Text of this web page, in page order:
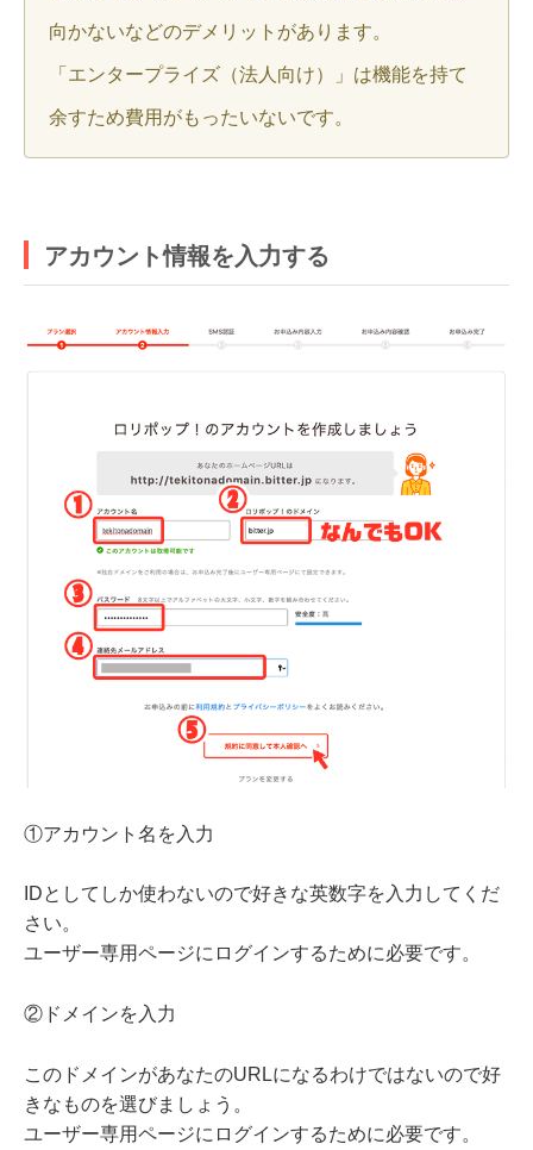
向かないなどのデメリットがあります。
「エンタープライズ（法人向け）」は機能を持て
余すため費用がもったいないです。
アカウント情報を入力する
①アカウント名を入力
IDとしてしか使わないので好きな英数字を入力してくだ
さい。
ユーザー専用ページにログインするために必要です。
②ドメインを入力
このドメインがあなたのURLになるわけではないので好
きなものを選びましょう。
ユーザー専用ページにログインするために必要です。